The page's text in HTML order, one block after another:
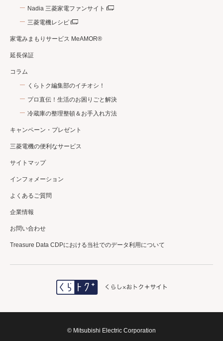
Nadia 三菱家電ファンサイト
三菱電機レシピ
家電みまもりサービス MeAMOR®
延長保証
コラム
くらトク編集部のイチオシ！
プロ直伝！生活のお困りごと解決
冷蔵庫の整理整頓＆お手入れ方法
キャンペーン・プレゼント
三菱電機の便利なサービス
サイトマップ
インフォメーション
よくあるご質問
企業情報
お問い合わせ
Treasure Data CDPにおける当社でのデータ利用について
© Mitsubishi Electric Corporation